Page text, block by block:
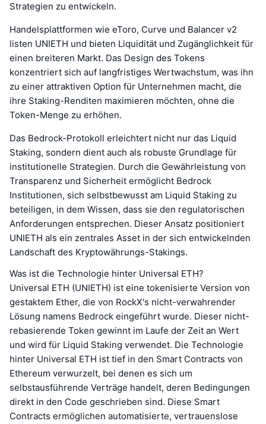
Strategien zu entwickeln.
Handelsplattformen wie eToro, Curve und Balancer v2
listen UNIETH und bieten Liquidität und Zugänglichkeit für
einen breiteren Markt. Das Design des Tokens
konzentriert sich auf langfristiges Wertwachstum, was ihn
zu einer attraktiven Option für Unternehmen macht, die
ihre Staking-Renditen maximieren möchten, ohne die
Token-Menge zu erhöhen.
Das Bedrock-Protokoll erleichtert nicht nur das Liquid
Staking, sondern dient auch als robuste Grundlage für
institutionelle Strategien. Durch die Gewährleistung von
Transparenz und Sicherheit ermöglicht Bedrock
Institutionen, sich selbstbewusst am Liquid Staking zu
beteiligen, in dem Wissen, dass sie den regulatorischen
Anforderungen entsprechen. Dieser Ansatz positioniert
UNIETH als ein zentrales Asset in der sich entwickelnden
Landschaft des Kryptowährungs-Stakings.
Was ist die Technologie hinter Universal ETH?
Universal ETH (UNIETH) ist eine tokenisierte Version von
gestaktem Ether, die von RockX's nicht-verwahrender
Lösung namens Bedrock eingeführt wurde. Dieser nicht-
rebasierende Token gewinnt im Laufe der Zeit an Wert
und wird für Liquid Staking verwendet. Die Technologie
hinter Universal ETH ist tief in den Smart Contracts von
Ethereum verwurzelt, bei denen es sich um
selbstausführende Verträge handelt, deren Bedingungen
direkt in den Code geschrieben sind. Diese Smart
Contracts ermöglichen automatisierte, vertrauenslose